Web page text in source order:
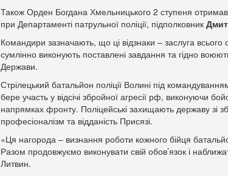
Також Орден Богдана Хмельницького 2 ступеня
при Департаменті патрульної поліції, підполковник
Командири зазначають, що ці відзнаки – заслуга всього
сумлінно виконують поставлені завдання та гідно
Держави.
Стрілецький батальйон поліції Волині під
бере участь у відсічі збройної агресії рф, виконуючи
напрямках фронту. Поліцейські захищають державу зі
професіоналізм та відданість Присязі.
«Ця нагорода – визнання роботи кожного бійця
Разом продовжуємо виконувати свій обов’язок і
Литвин.